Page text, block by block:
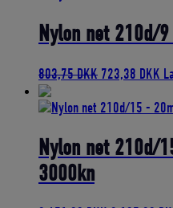
785,50 DKK.
Nylon net 210d/
803,75DKK Den
pris
803,75 DKK.
723,38 DKK
Nylon net 210d/
3000kn